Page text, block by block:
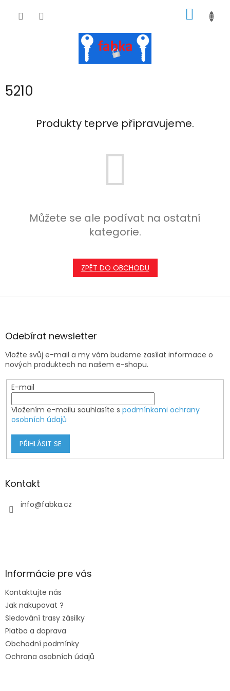
KOŠÍK
5210
Produkty teprve připravujeme.
Můžete se ale podívat na ostatní
kategorie.
ZPĚT DO OBCHODU
Z
aOdebírat newsletter
Vložte svůj e-mail a my vám budeme zasílat informace o
nových produktech na našem e-shopu.
E-mail
Vložením e-mailu souhlasíte s podmínkami ochrany
osobních údajů
PŘIHLÁSIT SE
Kontakt
info@fabka.cz
Informácie pre vás
Kontaktujte nás
Jak nakupovat ?
Sledování trasy zásilky
Platba a doprava
Obchodní podmínky
Ochrana osobních údajů